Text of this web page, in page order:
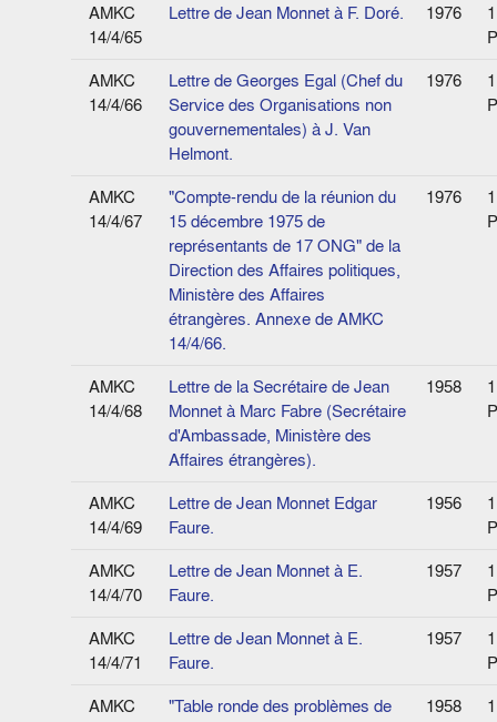
AMKC
14/4/65
Lettre de Jean Monnet à F. Doré. 1976
1
AMKC
14/4/66
Lettre de Georges Egal (Chef du
Service des Organisations non
gouvernementales) à J. Van
Helmont.
1976
1
AMKC
14/4/67
"Compte-rendu de la réunion du
15 décembre 1975 de
représentants de 17 ONG" de la
Direction des Affaires politiques,
Ministère des Affaires
étrangères. Annexe de AMKC
14/4/66.
1976
1
AMKC
14/4/68
Lettre de la Secrétaire de Jean
Monnet à Marc Fabre (Secrétaire
d'Ambassade, Ministère des
Affaires étrangères).
1958
1
AMKC
14/4/69
Lettre de Jean Monnet Edgar
Faure.
1956
1
AMKC
14/4/70
Lettre de Jean Monnet à E.
Faure.
1957
1
AMKC
14/4/71
Lettre de Jean Monnet à E.
Faure.
1957
1
AMKC
"Table ronde des problèmes de
1958
1